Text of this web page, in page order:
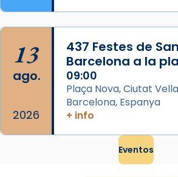
13
ago.
2026
437 Festes de
Barcelona a la
09:00
Plaça Nova, Ciutat
Barcelona, Espanya
+ info
Eventos